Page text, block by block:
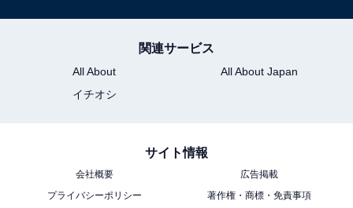
関連サービス
All About
All About Japan
イチオシ
サイト情報
会社概要
広告掲載
プライバシーポリシー
著作権・商標・免責事項